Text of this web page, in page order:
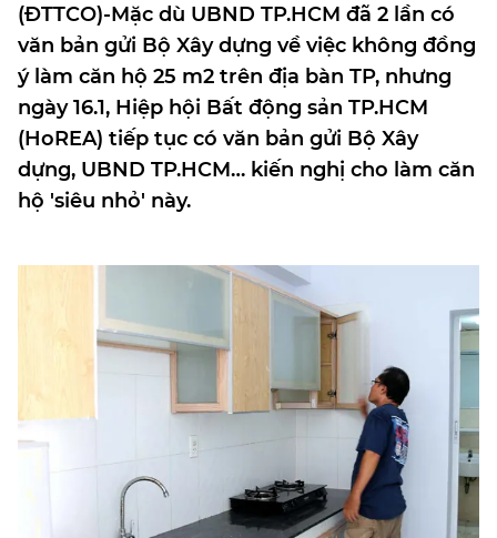
(ĐTTCO)-Mặc dù UBND TP.HCM đã 2 lần có
văn bản gửi Bộ Xây dựng về việc không đồng
ý làm căn hộ 25 m2 trên địa bàn TP, nhưng
ngày 16.1, Hiệp hội Bất động sản TP.HCM
(HoREA) tiếp tục có văn bản gửi Bộ Xây
dựng, UBND TP.HCM… kiến nghị cho làm căn
hộ 'siêu nhỏ' này.